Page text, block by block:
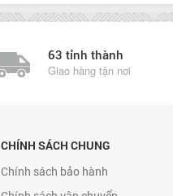
63 tỉnh thành
Giao hàng tận nơi
CHÍNH SÁCH CHUNG
Chính sách bảo hành